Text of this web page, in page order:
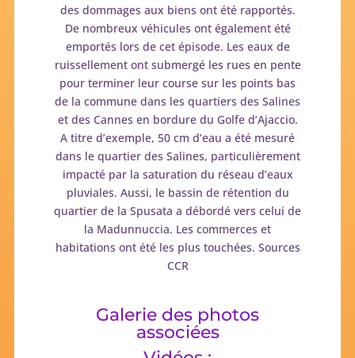
des dommages aux biens ont été rapportés.
De nombreux véhicules ont également été
emportés lors de cet épisode. Les eaux de
ruissellement ont submergé les rues en pente
pour terminer leur course sur les points bas
de la commune dans les quartiers des Salines
et des Cannes en bordure du Golfe d’Ajaccio.
A titre d’exemple, 50 cm d’eau a été mesuré
dans le quartier des Salines, particulièrement
impacté par la saturation du réseau d’eaux
pluviales. Aussi, le bassin de rétention du
quartier de la Spusata a débordé vers celui de
la Madunnuccia. Les commerces et
habitations ont été les plus touchées. Sources
CCR
Galerie des photos
associées